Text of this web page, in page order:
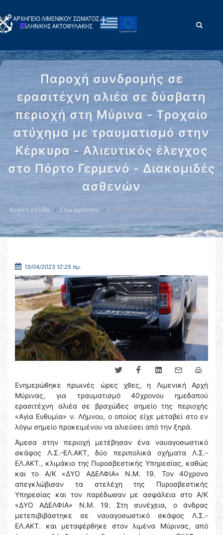
Παροχή συνδρομής σε
ερασιτέχνη αλιέα σε δύσβατη
περιοχή στη Μύρινα - Τροχαίο
ατύχημα με τραυματισμό στην
Κέρκυρα - Αλιευτικός έλεγχος
στο Πόρτο Γερμενό - Διακομιδές
ασθενών
Αρχική σελίδα Επικαιρότητα Παροχή συνδρομής σε ερασιτέχνη …
13/04/2023 12:25 πμ.
Ενημερώθηκε πρωινές ώρες χθες, η Λιμενική Αρχή
Μύρινας, για τραυματισμό 40χρονου ημεδαπού
ερασιτέχνη αλιέα σε βραχώδες σημείο της περιοχής
«Αγία Ευθυμία» ν. Λήμνου, ο οποίος είχε μεταβεί στο εν
λόγω σημείο προκειμένου να αλιεύσει από την ξηρά.
Άμεσα στην περιοχή μετέβησαν ένα ναυαγοσωστικό
σκάφος Λ.Σ.-ΕΛ.ΑΚΤ, δύο περιπολικά οχήματα Λ.Σ.-
ΕΛ.ΑΚΤ., κλιμάκιο της Πυροσβεστικής Υπηρεσίας, καθώς
και το Α/Κ «ΔΥΟ ΑΔΕΛΦΙΑ» Ν.Μ. 19. Τον 40χρονο
απεγκλώβισαν τα στελέχη της Πυροσβεστικής
Υπηρεσίας και τον παρέδωσαν με ασφάλεια στο Α/Κ
«ΔΥΟ ΑΔΕΛΦΙΑ» Ν.Μ. 19. Στη συνέχεια, ο άνδρας
μετεπιβιβάστηκε σε ναυαγοσωστικό σκάφος Λ.Σ.-
ΕΛ.ΑΚΤ. και μεταφέρθηκε στον λιμένα Μύρινας, από